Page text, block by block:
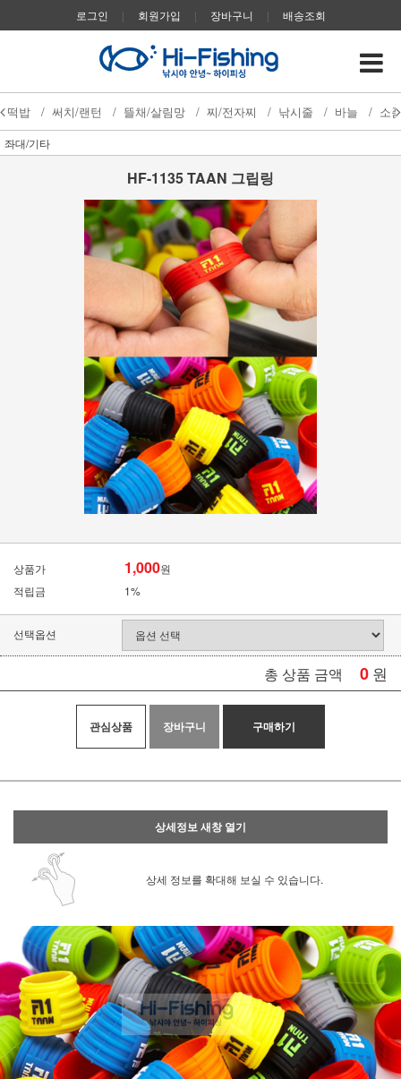
로그인 | 회원가입 | 장바구니 | 배송조회
떡밥 / 써치/랜턴 / 뜰채/살림망 / 찌/전자찌 / 낚시줄 / 바늘 / 소
좌대/기타
HF-1135 TAAN 그립링
상품가 1,000원
적립금
1%
선택옵션
총 상품 금액 0 원
관심상품 장바구니 구매하기
상세정보 새창 열기
상세 정보를 확대해 보실 수 있습니다.